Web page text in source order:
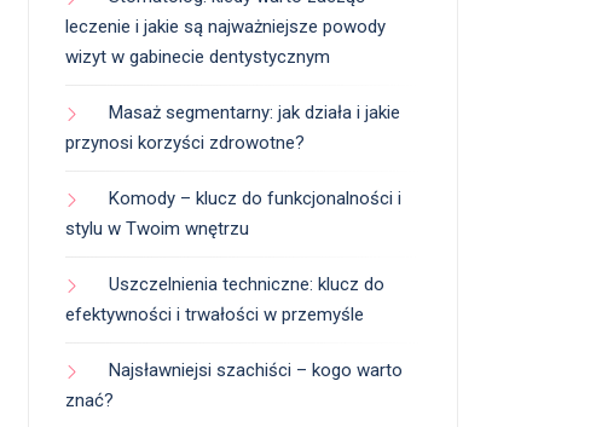
leczenie i jakie są najważniejsze powody
wizyt w gabinecie dentystycznym
Masaż segmentarny: jak działa i jakie
przynosi korzyści zdrowotne?
Komody – klucz do funkcjonalności i
stylu w Twoim wnętrzu
Uszczelnienia techniczne: klucz do
efektywności i trwałości w przemyśle
Najsławniejsi szachiści – kogo warto
znać?